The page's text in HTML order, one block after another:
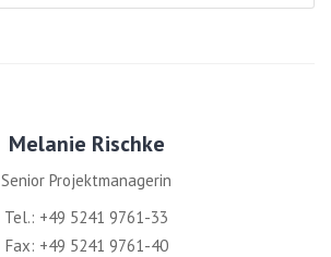
Melanie Rischke
Senior Projektmanagerin
Tel.: +49 5241 9761-33
Fax: +49 5241 9761-40